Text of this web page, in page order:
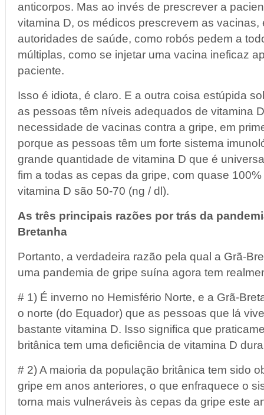
anticorpos. Mas ao invés de prescrever a
vitamina D, os médicos prescrevem as vacinas,
autoridades de saúde, como robós pedem a
múltiplas, como se injetar uma vacina ineficaz
paciente.
Isso é idiota, é claro. E a outra coisa estúpida
as pessoas têm níveis adequados de vitamina
necessidade de vacinas contra a gripe, em
porque as pessoas têm um forte sistema
grande quantidade de vitamina D que é
fim a todas as cepas da gripe, com quase
vitamina D são 50-70 (ng / dl).
As três principais razões por trás da
Bretanha
Portanto, a verdadeira razão pela qual a Grã-
uma pandemia de gripe suína agora tem
# 1) É inverno no Hemisfério Norte, e a Grã-
o norte (do Equador) que as pessoas que lá
bastante vitamina D. Isso significa que
britânica tem uma deficiência de vitamina D
# 2) A maioria da população britânica tem sido
gripe em anos anteriores, o que enfraquece o
torna mais vulneráveis às cepas da gripe este